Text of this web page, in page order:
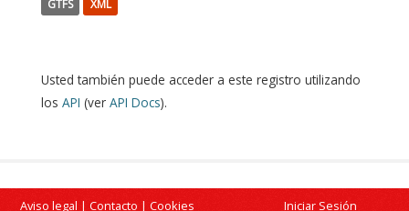
GTFS XML
Usted también puede acceder a este registro utilizando
los API (ver API Docs).
Aviso legal | Contacto | Cookies Iniciar Sesión